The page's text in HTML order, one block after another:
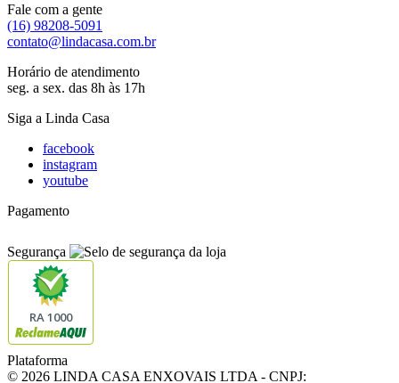
Fale com a gente
(16) 98208-5091
contato@lindacasa.com.br
Horário de atendimento
seg. a sex. das 8h às 17h
Siga a Linda Casa
facebook
instagram
youtube
Pagamento
Segurança
RA 1000
Plataforma
© 2026 LINDA CASA ENXOVAIS LTDA - CNPJ: